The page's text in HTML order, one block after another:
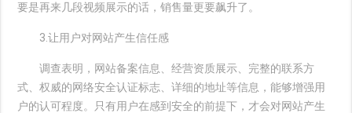
要是再来几段视频展示的话，销售量更要飙升了。
3.让用户对网站产生信任感
调查表明，网站备案信息、经营资质展示、完整的联系方
式、权威的网络安全认证标志、详细的地址等信息，能够增强用
户的认可程度。只有用户在感到安全的前提下，才会对网站产生